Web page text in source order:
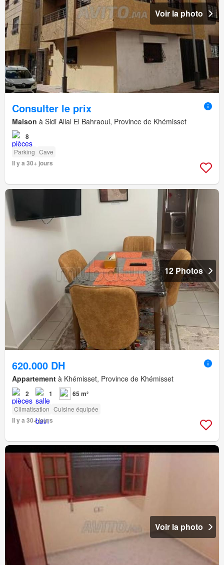
Voir la photo
Consulter le prix
Maison à Sidi Allal El Bahraoui, Province de Khémisset
8
Parking Cave
Il y a 30+ jours
12 Photos
620.000 DH
Appartement à Khémisset, Province de Khémisset
2 1 65 m²
Climatisation Cuisine équipée
Il y a 30+ jours
Voir la photo